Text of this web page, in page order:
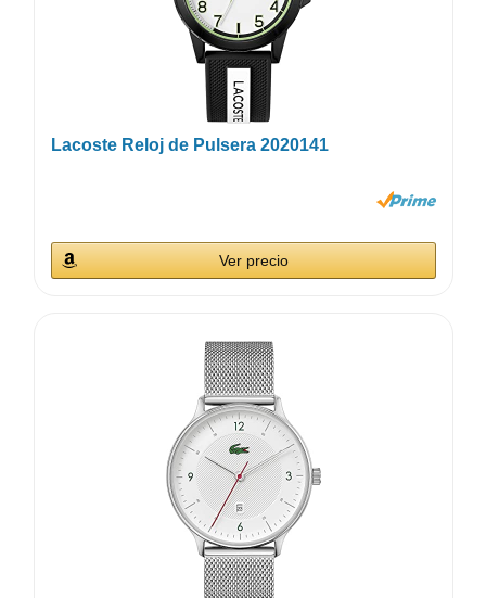
Lacoste Reloj de Pulsera 2020141
Ver precio